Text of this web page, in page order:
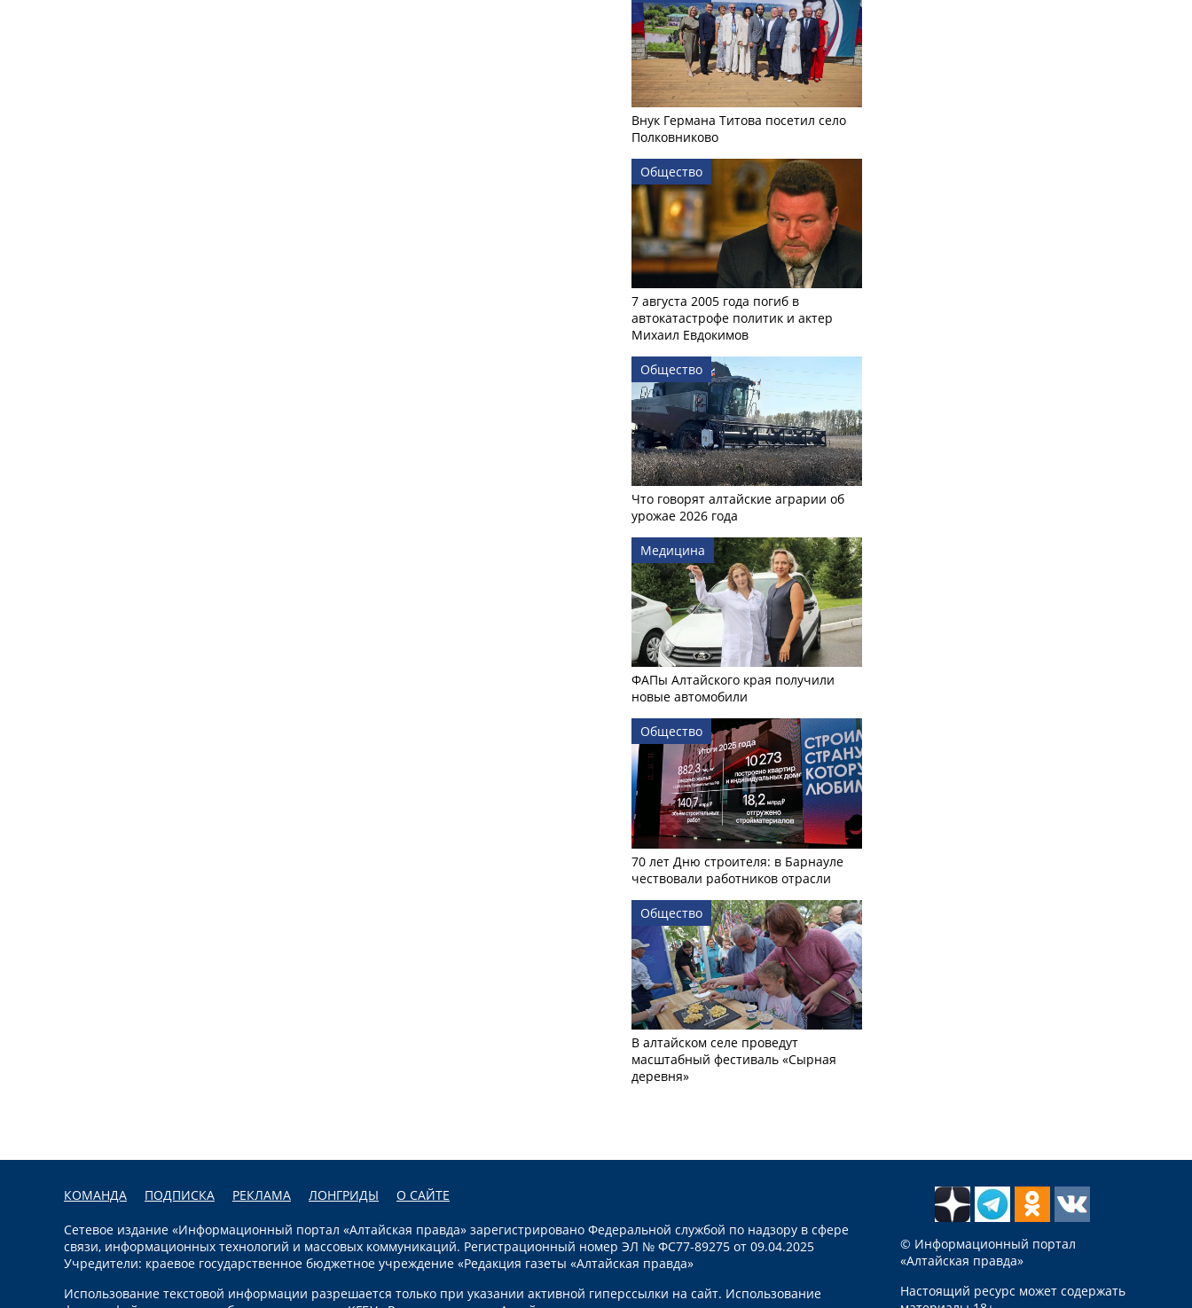
Внук Германа Титова посетил село
Полковниково
Общество
7 августа 2005 года погиб в
автокатастрофе политик и актер
Михаил Евдокимов
Общество
Что говорят алтайские аграрии об
урожае 2026 года
Медицина
ФАПы Алтайского края получили
новые автомобили
Общество
70 лет Дню строителя: в Барнауле
чествовали работников отрасли
Общество
В алтайском селе проведут
масштабный фестиваль «Сырная
деревня»
КОМАНДА ПОДПИСКА РЕКЛАМА ЛОНГРИДЫ О САЙТЕ
Сетевое издание «Информационный портал «Алтайская правда» зарегистрировано Федеральной службой по надзору в сфере
связи, информационных технологий и массовых коммуникаций. Регистрационный номер ЭЛ № ФС77-89275 от 09.04.2025
Учредители: краевое государственное бюджетное учреждение «Редакция газеты «Алтайская правда»
Использование текстовой информации разрешается только при указании активной гиперссылки на сайт. Использование
© Информационный портал
«Алтайская правда»
Настоящий ресурс может содержать